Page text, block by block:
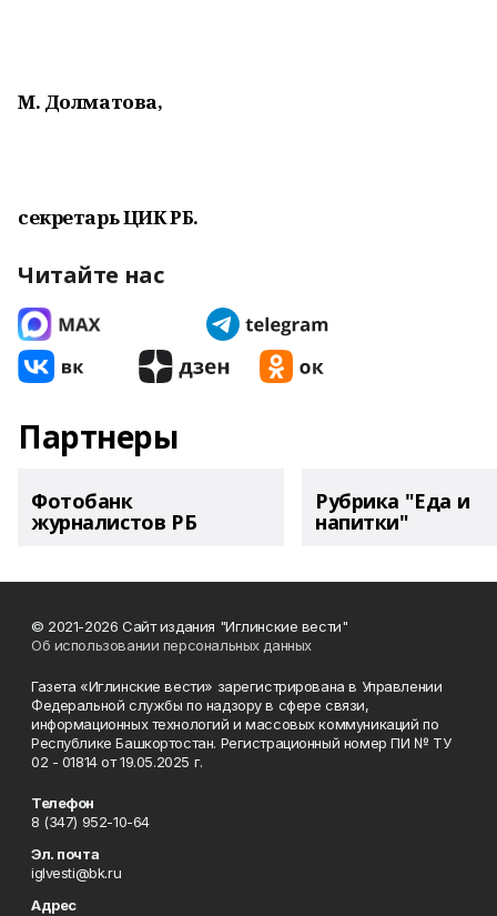
М. Долматова,
секретарь ЦИК РБ.
Читайте нас
Партнеры
Фотобанк
журналистов РБ
Рубрика "Еда и
напитки"
© 2021-2026 Сайт издания "Иглинские вести"
Об использовании персональных данных
Газета «Иглинские вести» зарегистрирована в Управлении
Федеральной службы по надзору в сфере связи,
информационных технологий и массовых коммуникаций по
Республике Башкортостан. Регистрационный номер ПИ № ТУ
02 - 01814 от 19.05.2025 г.
Телефон
8 (347) 952-10-64
Эл. почта
iglvesti@bk.ru
Адрес